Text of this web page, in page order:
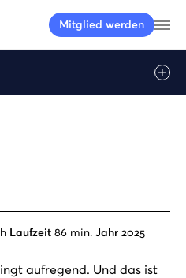
Mitglied werden
Laufzeit 86 min. Jahr 2025
aufregend. Und das ist